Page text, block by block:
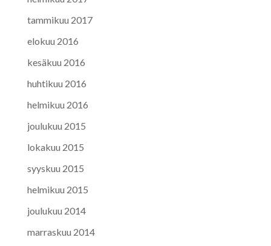
tammikuu 2017
elokuu 2016
kesäkuu 2016
huhtikuu 2016
helmikuu 2016
joulukuu 2015
lokakuu 2015
syyskuu 2015
helmikuu 2015
joulukuu 2014
marraskuu 2014